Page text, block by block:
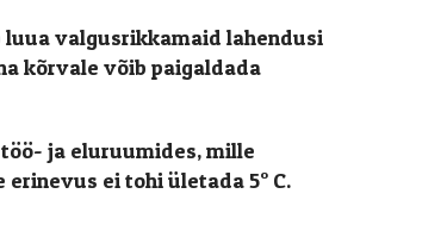
luua valgusrikkamaid lahendusi
kõrvale võib paigaldada
ja eluruumides, mille
ei tohi ületada 5° C.